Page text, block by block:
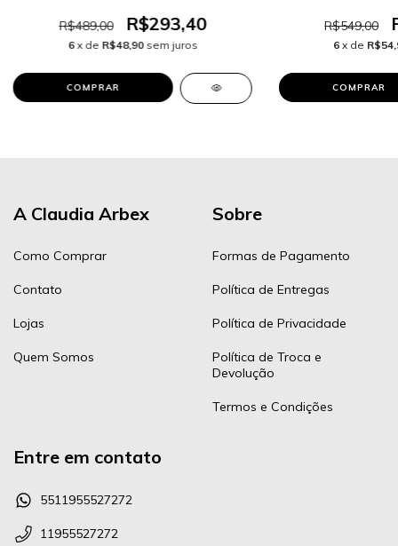
R$489,00 R$293,40
6 x de R$48,90 sem juros
R$549,00
6 x de
COMPRAR
A Claudia Arbex
Como Comprar
Contato
Lojas
Quem Somos
Sobre
Formas de Pagamento
Política de Entregas
Política de Privacidade
Política de Troca e
Devolução
Termos e Condições
Entre em contato
5511955527272
11955527272